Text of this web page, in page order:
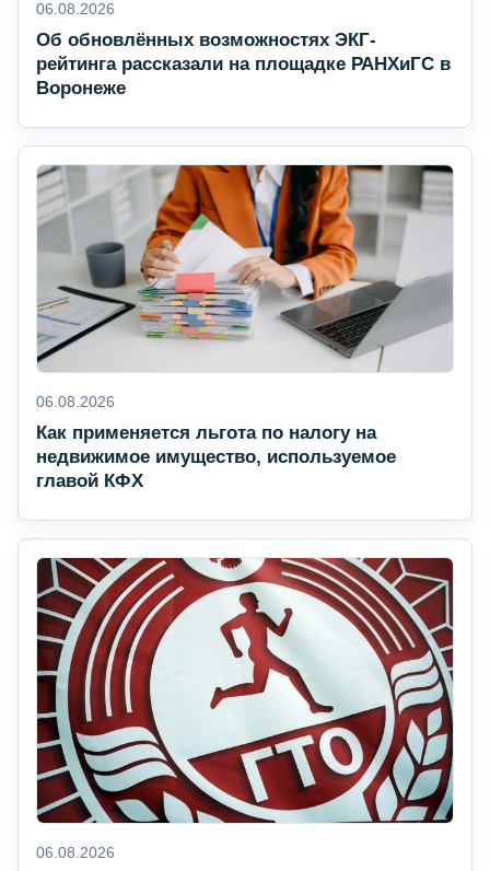
06.08.2026
Об обновлённых возможностях ЭКГ-
рейтинга рассказали на площадке РАНХиГС в
Воронеже
06.08.2026
Как применяется льгота по налогу на
недвижимое имущество, используемое
главой КФХ
06.08.2026